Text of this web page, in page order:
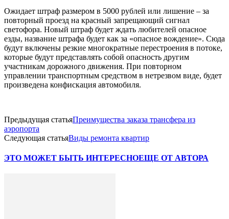
Ожидает штраф размером в 5000 рублей или лишение – за
повторный проезд на красный запрещающий сигнал
светофора. Новый штраф будет ждать любителей опасное
езды, название штрафа будет как за «опасное вождение». Сюда
будут включены резкие многократные перестроения в потоке,
которые будут представлять собой опасность другим
участникам дорожного движения. При повторном
управлении транспортным средством в нетрезвом виде, будет
произведена конфискация автомобиля.
Предыдущая статьяПреимущества заказа трансфера из
аэропорта
Следующая статьяВиды ремонта квартир
ЭТО МОЖЕТ БЫТЬ ИНТЕРЕСНОЕЩЕ ОТ АВТОРА